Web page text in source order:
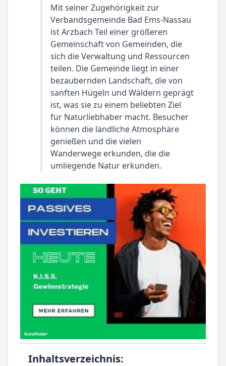
Mit seiner Zugehörigkeit zur
Verbandsgemeinde Bad Ems-Nassau
ist Arzbach Teil einer größeren
Gemeinschaft von Gemeinden, die
sich die Verwaltung und Ressourcen
teilen. Die Gemeinde liegt in einer
bezaubernden Landschaft, die von
sanften Hügeln und Wäldern geprägt
ist, was sie zu einem beliebten Ziel
für Naturliebhaber macht. Besucher
können die ländliche Atmosphäre
genießen und die vielen
Wanderwege erkunden, die die
umliegende Natur erkunden.
Inhaltsverzeichnis: